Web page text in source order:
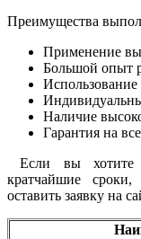
Преимущества
Применение
Большой опыт
Наличие
Гарантия на
Если вы хотите
кратчайшие
оставить заявку на